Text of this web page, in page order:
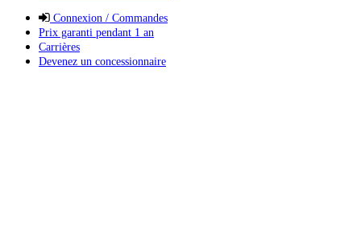
Connexion / Commandes
Prix garanti pendant 1 an
Carrières
Devenez un concessionnaire